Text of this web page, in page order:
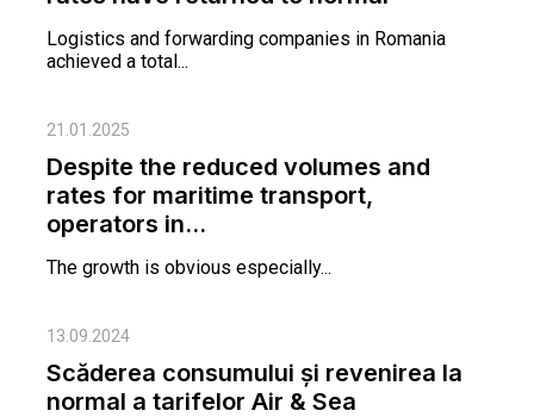
Logistics and forwarding companies in Romania
achieved a total...
21.01.2025
Despite the reduced volumes and
rates for maritime transport,
operators in...
The growth is obvious especially...
13.09.2024
Scăderea consumului și revenirea la
normal a tarifelor Air & Sea